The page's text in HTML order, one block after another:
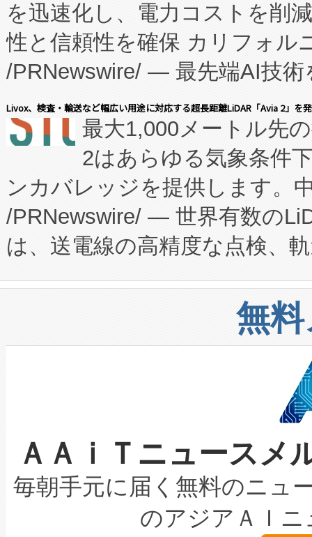
従来のフェッドバッチ施設の
に、患者やサプライチェーン
キー方式で拡張性が高く、持
す。FCCM‑を活用した現地生
患者にとっての費用負担を大
のアクセスを大幅に拡大する
Fully-Connected Continuous
プログラムには、施設設計・
に関する技術移転および知的
構造化トレーニングカリキュ
上げおよび商用化段階におけ
設備整備および立ち上げ調整
加組織は、Enzeneのバイオ
選定された製品について、自
取得できる可能性もあります
設には、3億～4億ドルかか
最高経営責任者（CEO）であ
す。「当社のfully-connected
を迅速化し、電力コストを削
性と信頼性を確保 カリフォル
/PRNewswire/ — 最先端AI技術
会社エーアイ・アンド：本社
President原信平）と、エンタ
ードするVoltaiqは、日本にあ
ーエネルギー貯蔵システム（
た。 Voltaiq独自のAI搭載プラ
定、統合、導入、運用に至る
安全性を追跡し、確保する事
増加しているデータセンター
る電力網に大きな負担をかけ
事業者の負担軽減という課題
系統連系を迅速にし、ピーク
限を超えて利用可能な電力容
持できるよう貢献します。こ
ービスレベル契約（SLA）違
テリー性能の劣化によるダウ
Livox、検査・輸送など幅広い用途に対応する超長距離LiDAR「Avia 2」を
最大1,000メートル先
2はあらゆる気象条件
ンカバレッジを提供します。
/PRNewswire/ — 世界有数の
は、送電線の高精度な点検、
や穀物倉庫におけるバルク材
リューション「Avia 2」を発
したAvia 2は、1,000メート
狭視野のFOVを切り替えるこ
ケーブル、枝などの細かな対
なレーザースポットにより、
な環境下でも豊かなディテー
キロメートル範囲を検出
LiDAR for Inspections,
無
ＡＡｉＴニュース
毎朝手元に届く無料のニュ
のアジアＡＩ